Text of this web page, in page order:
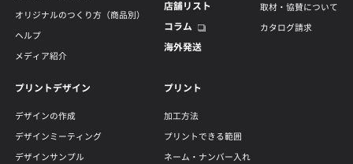
オリジナルのつくり方（商品別）
ヘルプ
メディア紹介
店舗リスト
コラム
海外発送
取材・協賛について
カタログ請求
プリントデザイン
デザインの作成
デザインミーティング
デザインサンプル
プリント
加工方法
プリントできる範囲
ネーム・ナンバー入れ